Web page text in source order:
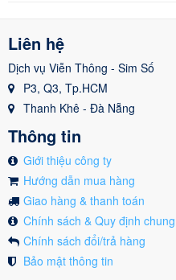
Liên hệ
Dịch vụ Viễn Thông - Sim Số
P3, Q3, Tp.HCM
Thanh Khê - Đà Nẵng
Thông tin
Giới thiệu công ty
Hướng dẫn mua hàng
Giao hàng & thanh toán
Chính sách & Quy định chung
Chính sách đổi/trả hàng
Bảo mật thông tin